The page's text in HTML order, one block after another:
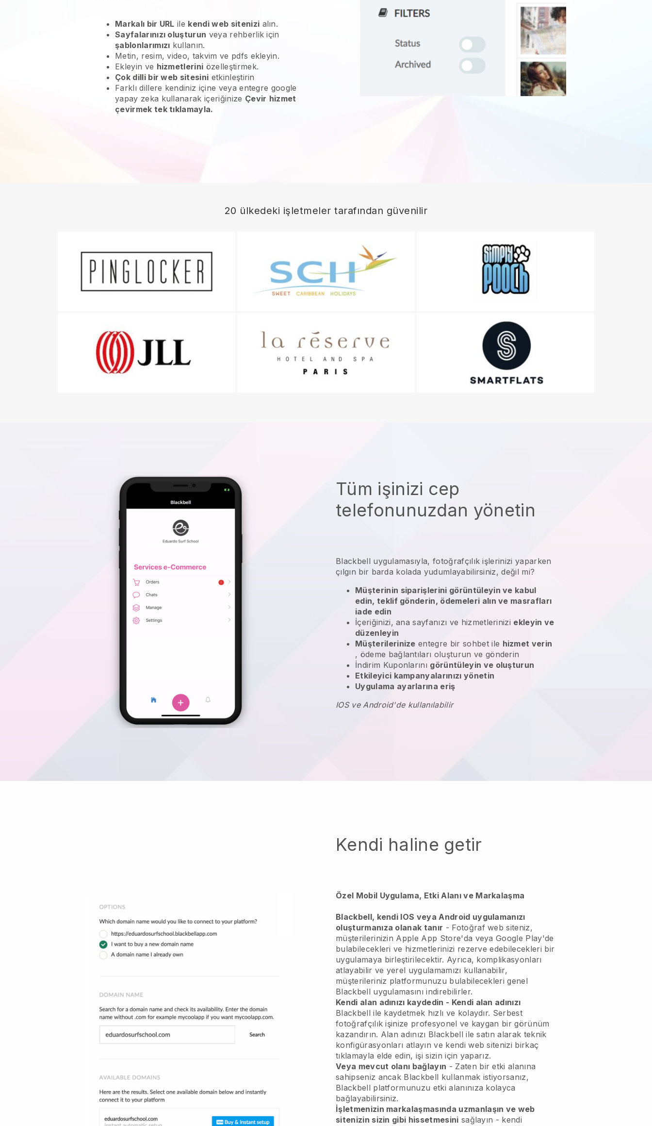
Markalı bir URL ile kendi web sitenizi alın.
Sayfalarınızı oluşturun veya rehberlik için
şablonlarımızı kullanın.
Metin, resim, video, takvim ve pdfs ekleyin.
Ekleyin ve hizmetlerini özelleştirmek.
Çok dilli bir web sitesini etkinleştirin
Farklı dillere kendiniz içine veya entegre google
yapay zeka kullanarak içeriğinize Çevir hizmet
çevirmek tek tıklamayla.
20 ülkedeki işletmeler tarafından güvenilir
Tüm işinizi cep
telefonunuzdan yönetin
Blackbell uygulamasıyla, fotoğrafçılık işlerinizi yaparken
çılgın bir barda kolada yudumlayabilirsiniz, değil mi?
Müşterinin siparişlerini görüntüleyin ve kabul
edin, teklif gönderin, ödemeleri alın ve masrafları
iade edin
İçeriğinizi, ana sayfanızı ve hizmetlerinizi ekleyin ve
düzenleyin
Müşterilerinize entegre bir sohbet ile hizmet verin
, ödeme bağlantıları oluşturun ve gönderin
İndirim Kuponlarını görüntüleyin ve oluşturun
Etkileyici kampanyalarınızı yönetin
Uygulama ayarlarına eriş
IOS ve Android'de kullanılabilir
Kendi haline getir
Özel Mobil Uygulama, Etki Alanı ve Markalaşma
Blackbell, kendi IOS veya Android uygulamanızı
oluşturmanıza olanak tanır - Fotoğraf web siteniz,
müşterilerinizin Apple App Store'da veya Google Play'de
bulabilecekleri ve hizmetlerinizi rezerve edebilecekleri bir
uygulamaya birleştirilecektir. Ayrıca, komplikasyonları
atlayabilir ve yerel uygulamamızı kullanabilir,
müşterileriniz platformunuzu bulabilecekleri genel
Blackbell uygulamasını indirebilirler.
Kendi alan adınızı kaydedin - Kendi alan adınızı
Blackbell ile kaydetmek hızlı ve kolaydır. Serbest
fotoğrafçılık işinize profesyonel ve kaygan bir görünüm
kazandırın. Alan adınızı Blackbell ile satın alarak teknik
konfigürasyonları atlayın ve kendi web sitenizi birkaç
tıklamayla elde edin, işi sizin için yaparız.
Veya mevcut olanı bağlayın - Zaten bir etki alanına
sahipseniz ancak Blackbell kullanmak istiyorsanız,
Blackbell platformunuzu etki alanınıza kolayca
bağlayabilirsiniz.
İşletmenizin markalaşmasında uzmanlaşın ve web
sitenizin sizin gibi hissetmesini sağlayın - kendi